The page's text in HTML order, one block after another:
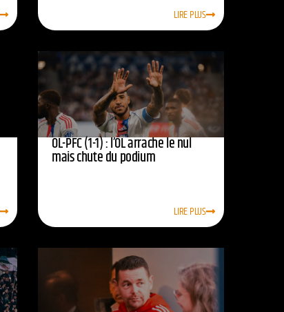
LIRE PLUS
OL-PFC (1-1) : l’OL arrache le nul
mais chute du podium
LIRE PLUS